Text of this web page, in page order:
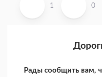
1 0
Рады сообщить вам,